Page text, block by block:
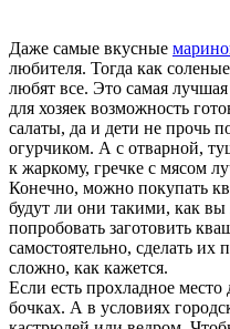
Даже самые вкусные
любителя. Тогда как
любят все. Это самая
для хозяек возможность
салаты, да и дети не прочь
огурчиком. А с отварной,
к жаркому, гречке с мясом
Конечно, можно покупать
будут ли они такими, как
попробовать заготовить
самостоятельно, сделать их
сложно, как кажется.
Если есть прохладное
бочках. А в условиях